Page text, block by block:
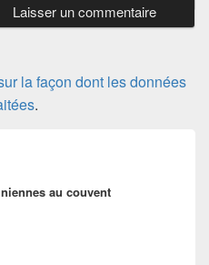
la façon dont les données
.
au couvent